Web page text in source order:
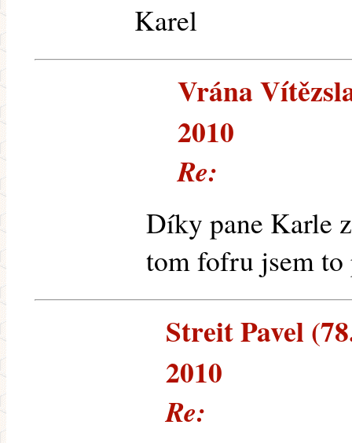
Karel
Vrána
2010
Re:
Díky pane Karle
tom fofru jsem
Streit Pavel
2010
Re: